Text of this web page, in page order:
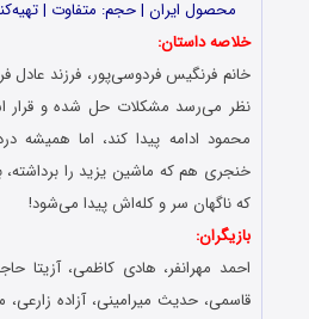
محصول ایران | حجم: متفاوت |
خلاصه داستان:
خانم فرنگیس فردوسی‌پور، فرزند عادل
نظر می‌رسد مشکلات حل شده و قرار
محمود ادامه پیدا کند، اما همیشه
خنجری هم که ماشین یزید را برداشته،
که ناگهان سر و کله‌اش پیدا می‌شود!
بازیگران:
احمد مهرانفر، هادی کاظمی، آزیتا
قاسمی، حدیث میرامینی، آزاده زارعی،